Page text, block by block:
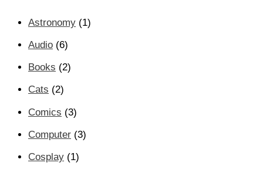
Astronomy (1)
Audio (6)
Books (2)
Cats (2)
Comics (3)
Computer (3)
Cosplay (1)